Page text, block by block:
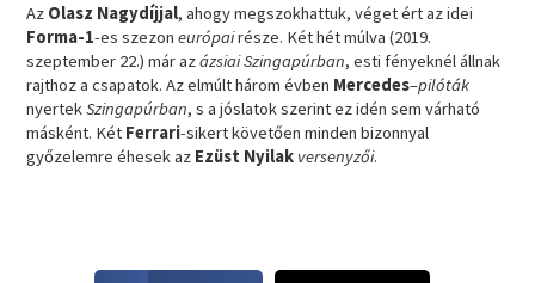
Az Olasz Nagydíjjal, ahogy megszokhattuk, véget ért az idei
Forma-1-es szezoneurópairésze. Két hét múlva (2019.
szeptember 22.) már azázsiai Szingapúrban, esti fényeknél állnak
rajthoz a csapatok. Az elmúlt három évben Mercedes–pilóták
nyertekSzingapúrban, s a jóslatok szerint ez idén sem várható
másként. Két Ferrari-sikert követően minden bizonnyal
győzelemre éhesek az Ezüst Nyilak versenyzői.